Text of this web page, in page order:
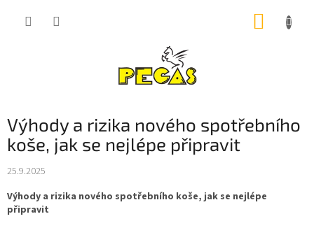
Výhody a rizika nového spotřebního
koše, jak se nejlépe připravit
25.9.2025
Výhody a rizika nového spotřebního koše, jak se nejlépe
připravit